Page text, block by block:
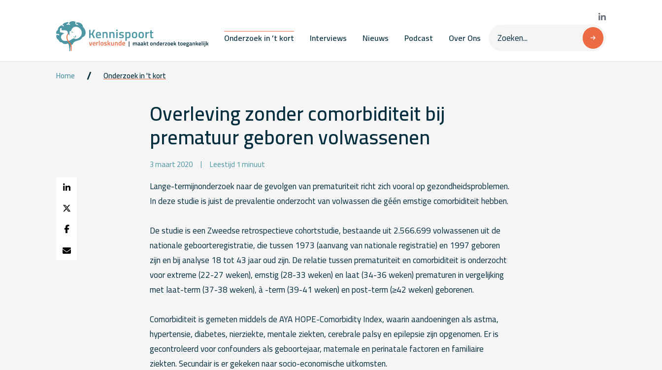
Onderzoek in ’t kort Interviews Nieuws Podcast Over Ons
Home Onderzoek in 't kort
Overleving zonder comorbiditeit bij
prematuur geboren volwassenen
3 maart 2020 Leestijd 1 minuut
Lange-termijnonderzoek naar de gevolgen van prematuriteit richt zich vooral op gezondheidsproblemen.
In deze studie is juist de prevalentie onderzocht van volwassen die géén ernstige comorbiditeit hebben.
De studie is een Zweedse retrospectieve cohortstudie, bestaande uit 2.566.699 volwassenen uit de
nationale geboorteregistratie, die tussen 1973 (aanvang van nationale registratie) en 1997 geboren
zijn en bij analyse 18 tot 43 jaar oud zijn. De relatie tussen prematuriteit en comorbiditeit is onderzocht
voor extreme (22-27 weken), ernstig (28-33 weken) en laat (34-36 weken) prematuren in vergelijking
met laat-term (37-38 weken), à -term (39-41 weken) en post-term (≥42 weken) geborenen.
Comorbiditeit is gemeten middels de AYA HOPE-Comorbidity Index, waarin aandoeningen als astma,
hypertensie, diabetes, nierziekte, mentale ziekten, cerebrale palsy en epilepsie zijn opgenomen. Er is
gecontroleerd voor confounders als geboortejaar, maternale en perinatale factoren en familiaire
ziekten. Secundair is er gekeken naar socio-economische uitkomsten.